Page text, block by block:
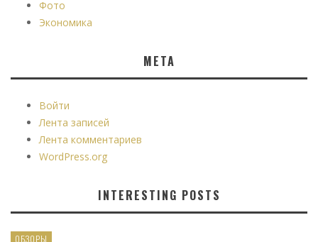
Фото
Экономика
МЕТА
Войти
Лента записей
Лента комментариев
WordPress.org
INTERESTING POSTS
ОБЗОРЫ